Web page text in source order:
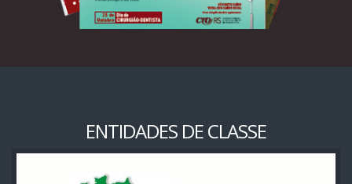
ENTIDADES DE CLASSE